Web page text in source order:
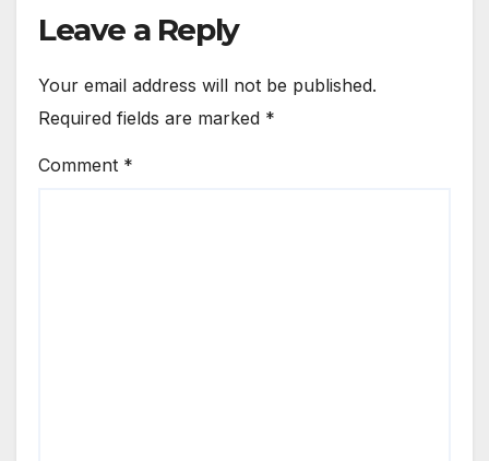
Leave a Reply
Your email address will not be published.
Required fields are marked *
Comment *